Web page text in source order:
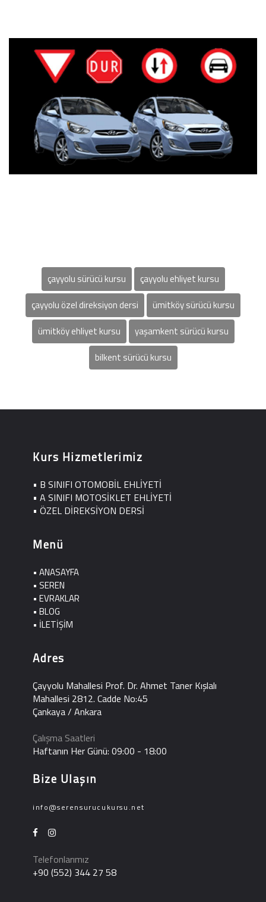
çayyolu sürücü kursu
çayyolu ehliyet kursu
çayyolu özel direksiyon dersi
ümitköy sürücü kursu
ümitköy ehliyet kursu
yaşamkent sürücü kursu
bilkent sürücü kursu
Kurs Hizmetlerimiz
• B SINIFI OTOMOBİL EHLİYETİ
• A SINIFI MOTOSİKLET EHLİYETİ
• ÖZEL DİREKSİYON DERSİ
Menü
• ANASAYFA
• SEREN
• EVRAKLAR
• BLOG
• İLETİŞİM
Adres
Çayyolu Mahallesi Prof. Dr. Ahmet Taner Kışlalı
Mahallesi 2812. Cadde No:45
Çankaya / Ankara
Çalışma Saatleri
Haftanın Her Günü: 09:00 - 18:00
Bize Ulaşın
info@serensurucukursu.net
Telefonlarımız
+90 (552) 344 27 58